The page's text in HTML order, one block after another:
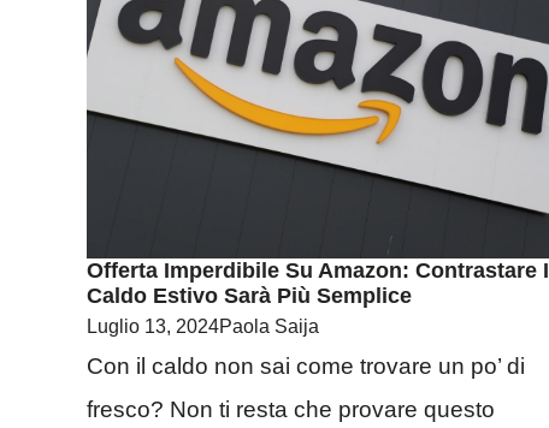
Offerta Imperdibile Su Amazon: Contrastare Il
Caldo Estivo Sarà Più Semplice
Luglio 13, 2024Paola Saija
Con il caldo non sai come trovare un po’ di
fresco? Non ti resta che provare questo